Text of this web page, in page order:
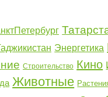
Энергетика
Строительство Кино
Животные